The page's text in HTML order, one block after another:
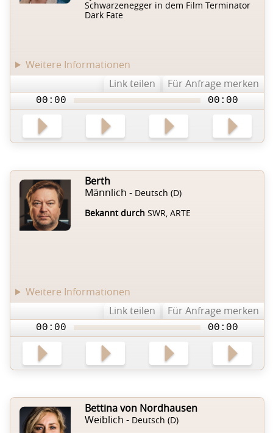
Schwarzenegger in dem Film Terminator
Dark Fate
Weitere Informationen
Link teilen
Für Anfrage merken
00:00 00:00
Berth
Männlich - Deutsch (D)
Bekannt durch SWR, ARTE
Weitere Informationen
Link teilen
Für Anfrage merken
00:00 00:00
Bettina von Nordhausen
Weiblich - Deutsch (D)